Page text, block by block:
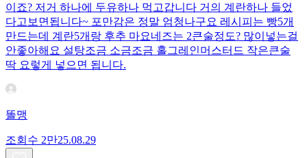
이죠? 저거 하나에 두유하나 먹고갑니다 거의 계란하나 들었
다고보면됩니다~ 포만감은 정말 엄청나구요 레시피는 빵5개
만드는데 계란5개랑 후추 마요네즈는 2큰술정도? 많이넣는걸
안좋아해요 설탕조금 소금조금 홀그레인머스터드 작은큰술
딱 요렇게 넣으면 됩니다.
똘맹
조회수 2만25.08.29